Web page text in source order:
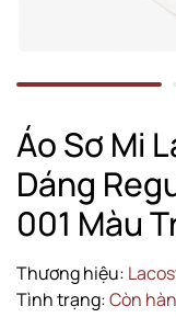
Áo Sơ Mi
Dáng
001 Màu
Thương hiệu:
Tình trạng:Còn